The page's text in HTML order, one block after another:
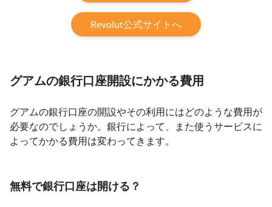
Revolut公式サイトへ
グアムの銀行口座開設にかかる費用
グアムの銀行口座の開設やその利用にはどのような費用が
必要なのでしょうか。銀行によって、また使うサービスに
よってかかる費用は変わってきます。
無料で銀行口座は開ける？